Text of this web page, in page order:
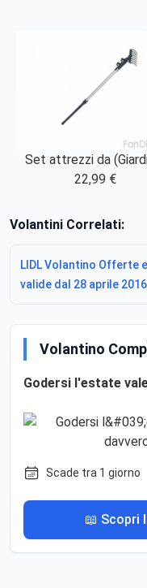
Set attrezzi da
22,99 €
Volantini Correlati:
LIDL Volantino Offerte
valide dal 28 aprile 2016
Volantino
Godersi l'estate
Scade tra 1 giorno
📖 Scopri